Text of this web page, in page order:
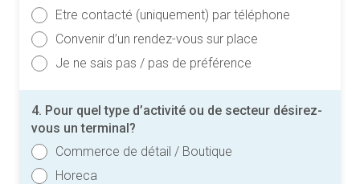
Etre contacté (uniquement) par téléphone
Convenir d’un rendez-vous sur place
Je ne sais pas / pas de préférence
4. Pour quel type d’activité ou de secteur désirez-
vous un terminal?
Commerce de détail / Boutique
Horeca